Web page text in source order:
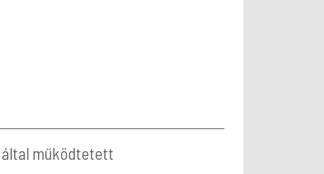
által működtetett